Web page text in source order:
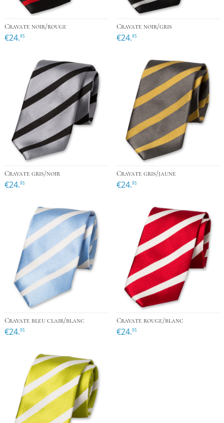
Cravate noir/rouge
€24.95
Cravate noir/gris
€24.95
Cravate gris/noir
€24.95
Cravate gris/jaune
€24.95
Cravate bleu clair/blanc
€24.95
Cravate rouge/blanc
€24.95